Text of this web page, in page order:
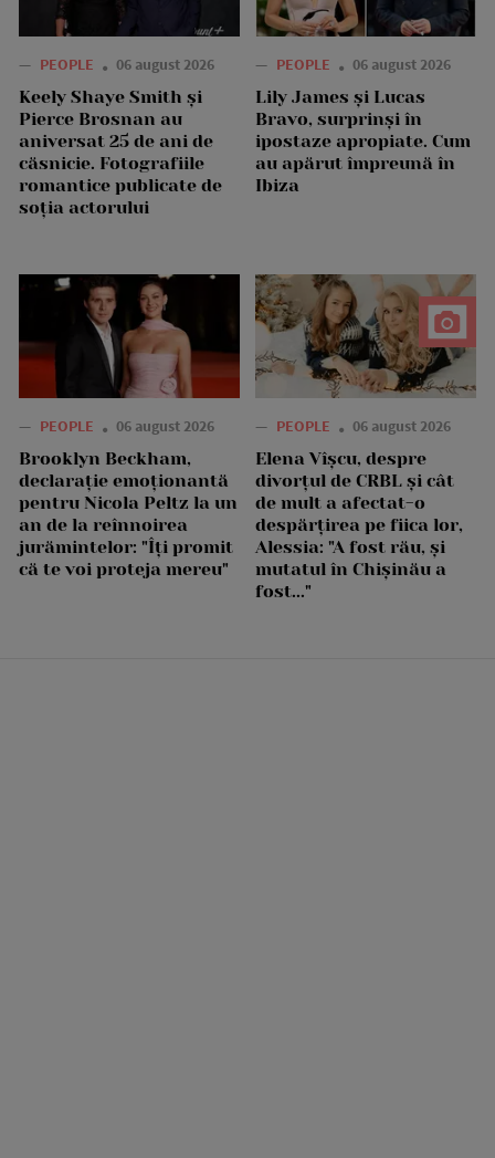
— PEOPLE 06 august 2026
Keely Shaye Smith și
Pierce Brosnan au
aniversat 25 de ani de
căsnicie. Fotografiile
romantice publicate de
soția actorului
— PEOPLE 06 august 2026
Lily James și Lucas
Bravo, surprinși în
ipostaze apropiate. Cum
au apărut împreună în
Ibiza
— PEOPLE 06 august 2026
Brooklyn Beckham,
declarație emoționantă
pentru Nicola Peltz la un
an de la reînnoirea
jurămintelor: "Îți promit
că te voi proteja mereu"
— PEOPLE 06 august 2026
Elena Vîșcu, despre
divorțul de CRBL și cât
de mult a afectat-o
despărțirea pe fiica lor,
Alessia: "A fost rău, și
mutatul în Chișinău a
fost..."